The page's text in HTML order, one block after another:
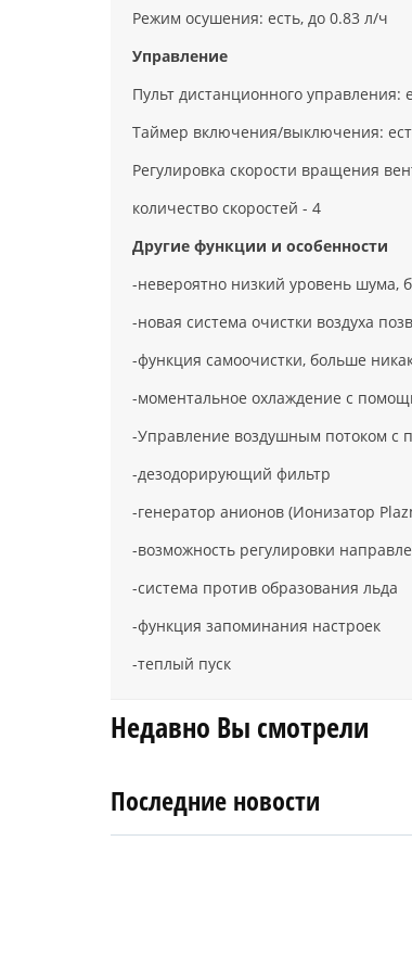
Режим осушения: есть, до 0.83 л/ч
Управление
Пульт дистанционного управления:
Таймер включения/выключения:
Регулировка скорости вращения
количество скоростей - 4
Другие функции и особенности
-невероятно низкий уровень шума,
-новая система очистки воздуха
-функция самоочистки, больше
-моментальное охлаждение с
-Управление воздушным потоком с
-дезодорирующий фильтр
-генератор анионов (Ионизатор
-возможность регулировки
-система против образования льда
-функция запоминания настроек
-теплый пуск
Недавно Вы смотрели
Последние новости